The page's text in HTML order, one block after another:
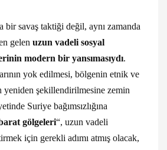
bir savaş taktiği değil, aynı zamanda
gelen uzun vadeli sosyal
modern bir yansımasıydı.
yok edilmesi, bölgenin etnik ve
yeniden şekillendirilmesine zemin
Suriye bağımsızlığına
gölgeleri“, uzun vadeli
için gerekli adımı atmış olacak,